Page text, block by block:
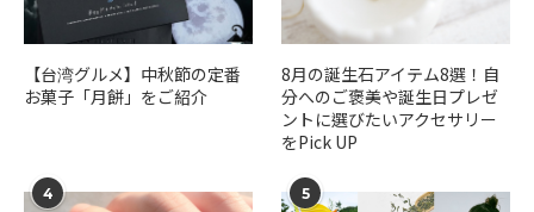
【台湾グルメ】中秋節の定番
お菓子「月餅」をご紹介
​​8月の誕生石アイテム8選！自
分へのご褒美や誕生日プレゼ
ントに選びたいアクセサリー
をPick UP
4 5